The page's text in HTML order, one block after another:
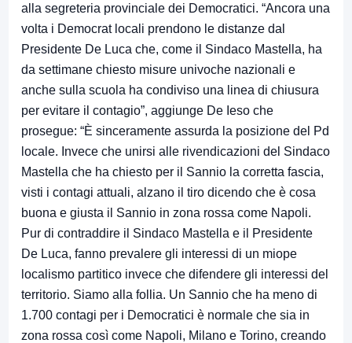
alla segreteria provinciale dei Democratici. “Ancora una
volta i Democrat locali prendono le distanze dal
Presidente De Luca che, come il Sindaco Mastella, ha
da settimane chiesto misure univoche nazionali e
anche sulla scuola ha condiviso una linea di chiusura
per evitare il contagio”, aggiunge De Ieso che
prosegue: “È sinceramente assurda la posizione del Pd
locale. Invece che unirsi alle rivendicazioni del Sindaco
Mastella che ha chiesto per il Sannio la corretta fascia,
visti i contagi attuali, alzano il tiro dicendo che è cosa
buona e giusta il Sannio in zona rossa come Napoli.
Pur di contraddire il Sindaco Mastella e il Presidente
De Luca, fanno prevalere gli interessi di un miope
localismo partitico invece che difendere gli interessi del
territorio. Siamo alla follia. Un Sannio che ha meno di
1.700 contagi per i Democratici è normale che sia in
zona rossa così come Napoli, Milano e Torino, creando